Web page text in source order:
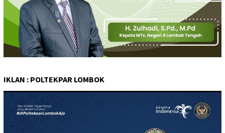
IKLAN : POLTEKPAR LOMBOK